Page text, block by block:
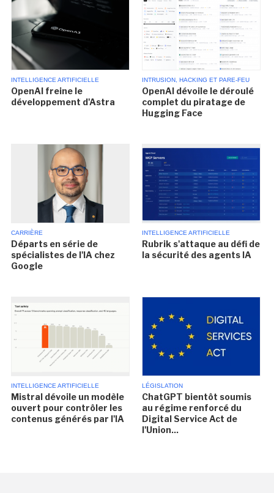
INTELLIGENCE ARTIFICIELLE
OpenAI freine le
développement d'Astra
INTRUSION, HACKING ET PARE-FEU
OpenAI dévoile le déroulé
complet du piratage de
Hugging Face
CARRIÈRE
Départs en série de
spécialistes de l'IA chez
Google
INTELLIGENCE ARTIFICIELLE
Rubrik s'attaque au défi de
la sécurité des agents IA
INTELLIGENCE ARTIFICIELLE
Mistral dévoile un modèle
ouvert pour contrôler les
contenus générés par l'IA
LÉGISLATION
ChatGPT bientôt soumis
au régime renforcé du
Digital Service Act de
l'Union...